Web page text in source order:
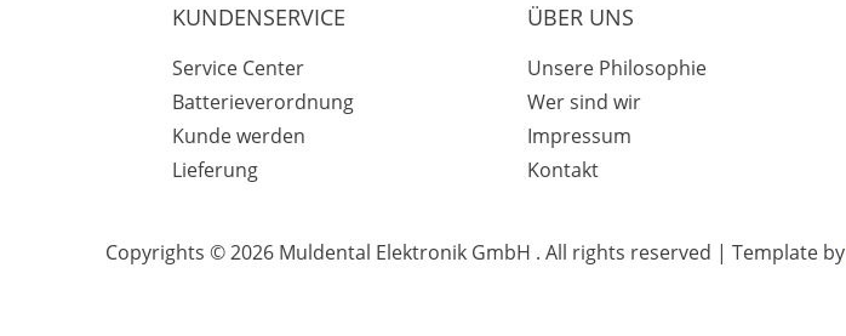
KUNDENSERVICE
Service Center
Batterieverordnung
Kunde werden
Lieferung
ÜBER UNS
Unsere Philosophie
Wer sind wir
Impressum
Kontakt
Copyrights © 2026 Muldental Elektronik GmbH . All rights reserved | Template by